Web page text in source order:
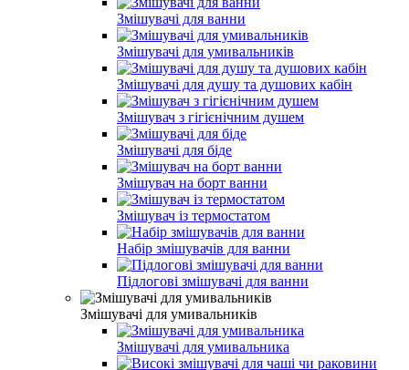
Змішувачі для ванни
Змішувачі для умивальників
Змішувачі для душу та душових кабін
Змішувач з гігієнічним душем
Змішувачі для біде
Змішувач на борт ванни
Змішувач із термостатом
Набір змішувачів для ванни
Підлогові змішувачі для ванни
Змішувачі для умивальників
Змішувачі для умивальника